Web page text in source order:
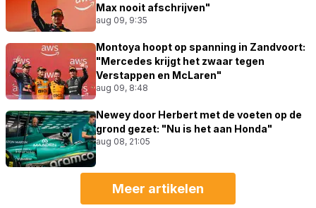
Max nooit afschrijven"
aug 09, 9:35
Montoya hoopt op spanning in Zandvoort:
"Mercedes krijgt het zwaar tegen
Verstappen en McLaren"
aug 09, 8:48
Newey door Herbert met de voeten op de
grond gezet: "Nu is het aan Honda"
aug 08, 21:05
Meer artikelen